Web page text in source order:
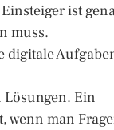
ist
muss.
digitale
Ein
wenn man